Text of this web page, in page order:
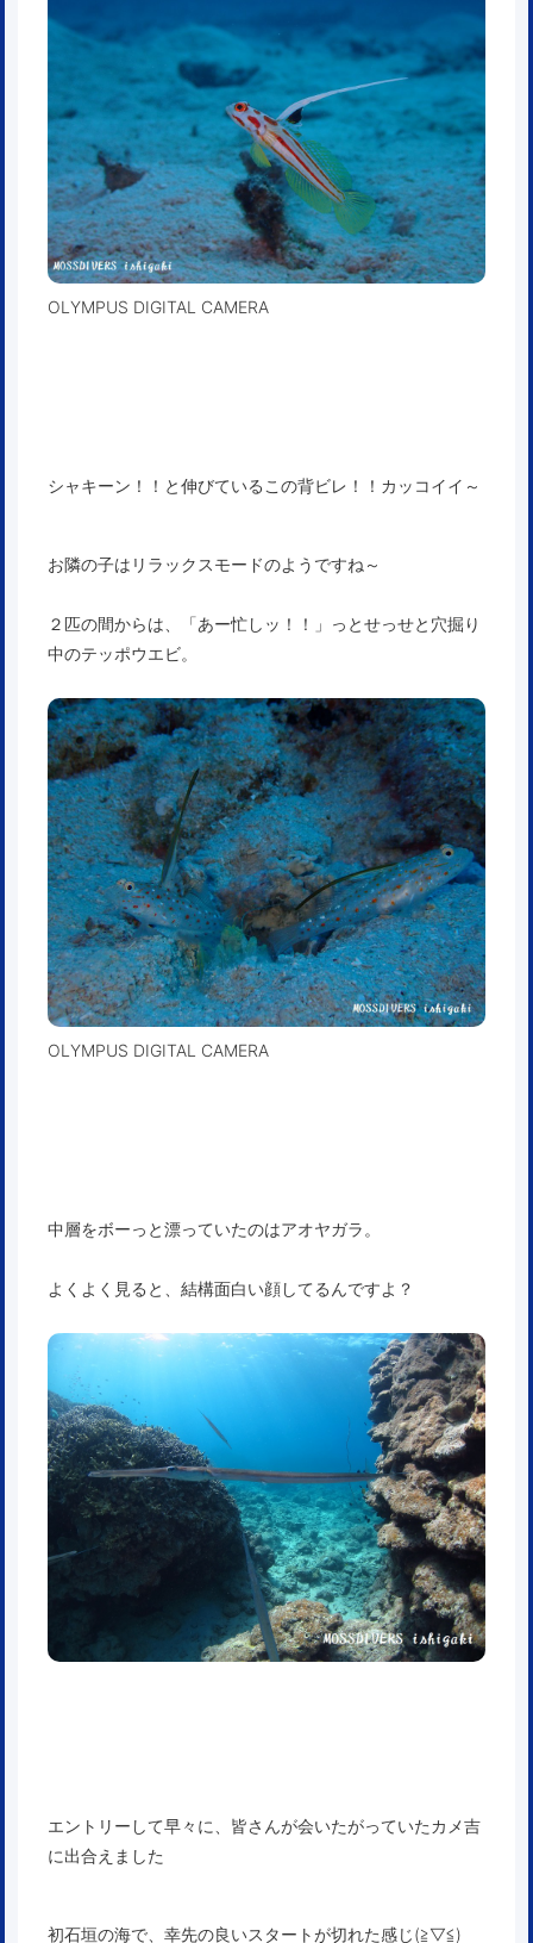
OLYMPUS DIGITAL CAMERA
シャキーン！！と伸びているこの背ビレ！！カッコイイ～
お隣の子はリラックスモードのようですね～
２匹の間からは、「あー忙しッ！！」っとせっせと穴掘り
中のテッポウエビ。
OLYMPUS DIGITAL CAMERA
中層をボーっと漂っていたのはアオヤガラ。
よくよく見ると、結構面白い顔してるんですよ？
エントリーして早々に、皆さんが会いたがっていたカメ吉
に出合えました
初石垣の海で、幸先の良いスタートが切れた感じ(≧▽≦)